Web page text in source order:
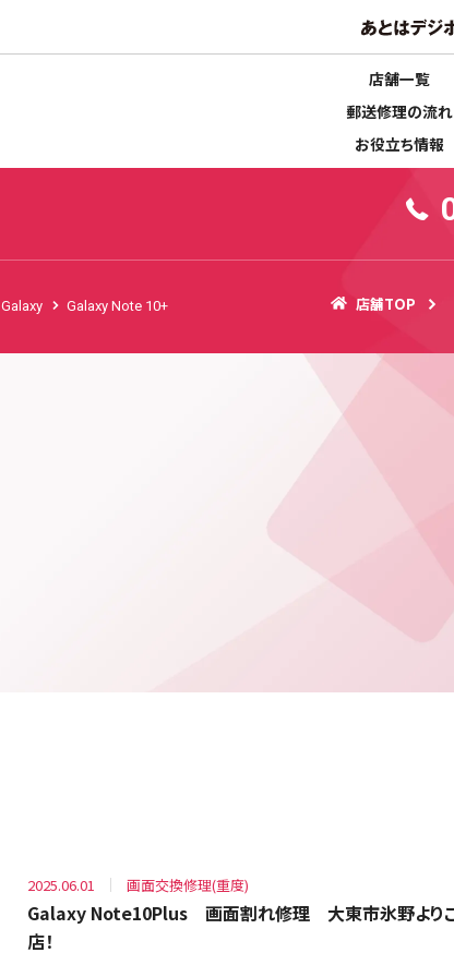
店舗一覧
郵送修理の流れ
お役立ち情報
お知らせ キャンペーン情報
Galaxy Galaxy Note 10+ 店舗TOP
2025.06.01 画面交換修理(重度)
Galaxy Note10Plus 画面割れ修理 大東市氷野より
店！